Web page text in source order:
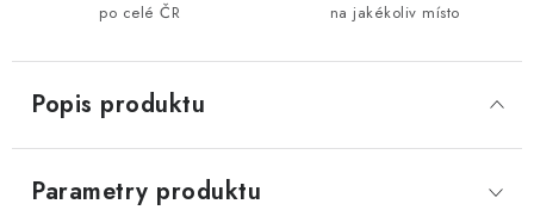
po celé ČR na jakékoliv místo
Popis produktu
Parametry produktu